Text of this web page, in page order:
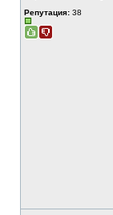
Репутация: 38